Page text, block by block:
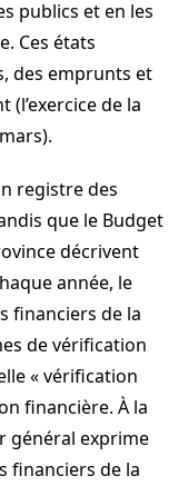
publics et en les
Ces états
des emprunts et
(l’exercice de la
registre des
que le Budget
décrivent
année, le
financiers de la
de vérification
« vérification
financière. À la
général exprime
financiers de la